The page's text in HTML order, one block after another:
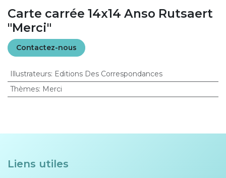
Carte carrée 14x14 Anso Rutsaert
"Merci"
Contactez-nous
Illustrateurs: Editions Des Correspondances
Thèmes: Merci
Liens utiles